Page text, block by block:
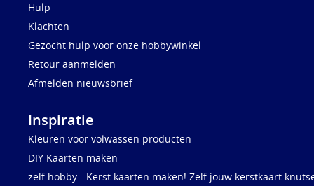
Hulp
Klachten
Gezocht hulp voor onze hobbywinkel
Retour aanmelden
Afmelden nieuwsbrief
Inspiratie
Kleuren voor volwassen producten
DIY Kaarten maken
zelf hobby - Kerst kaarten maken! Zelf jouw kerstkaart